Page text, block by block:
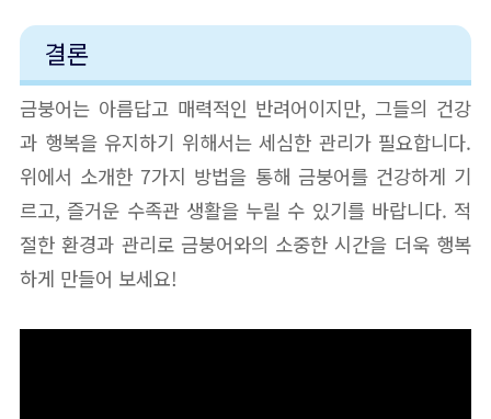
결론
금붕어는 아름답고 매력적인 반려어이지만, 그들의 건강
과 행복을 유지하기 위해서는 세심한 관리가 필요합니다.
위에서 소개한 7가지 방법을 통해 금붕어를 건강하게 기
르고, 즐거운 수족관 생활을 누릴 수 있기를 바랍니다. 적
절한 환경과 관리로 금붕어와의 소중한 시간을 더욱 행복
하게 만들어 보세요!